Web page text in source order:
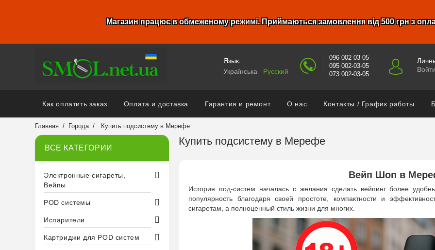
Магазин працює в обмеженому режимі. Приймаються замовлення від 500 грн з
Язык:
Українська
Русский
096 002-03-05
095 002-03-05
073 002-03-05
Как оплатить заказ Оплата и доставка Гарантия и ремонт О нас Контакты / График работы
Главная Города Купить подсистему в Мерефе
ВСЕ КАТЕГОРИИ
Электронные сигареты,
Вейпы
POD системы
Испарители
Картриджи для POD систем
Купить подсистему в Мерефе
Вейп Шоп в
История под-систем началась с желания сделать вейпинг более
популярность благодаря своей простоте, компактности и
сигаретам, а полноценный стиль жизни для многих.